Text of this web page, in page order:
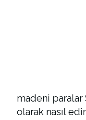
madeni
olarak nasıl